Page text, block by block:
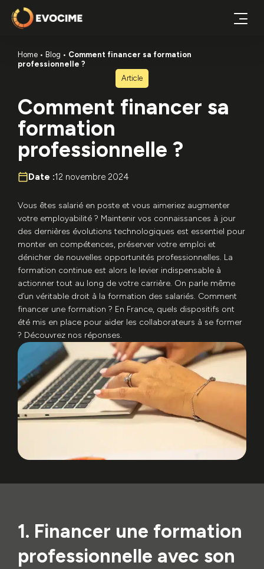
Home Blog
Comment financer sa formation
professionnelle ?
Article
Comment financer sa
formation
professionnelle ?
Date :12 novembre 2024
Vous êtes salarié en poste et vous aimeriez augmenter
votre employabilité ? Maintenir vos connaissances à jour
des dernières évolutions technologiques est essentiel pour
monter en compétences, préserver votre emploi et
dénicher de nouvelles opportunités professionnelles. La
formation continue est alors le levier indispensable à
actionner tout au long de votre carrière. On parle même
d’un véritable droit à la formation des salariés. Comment
financer une formation ? En France, quels dispositifs ont
été mis en place pour aider les collaborateurs à se former
? Découvrez nos réponses.
1. Financer une formation
professionnelle avec son